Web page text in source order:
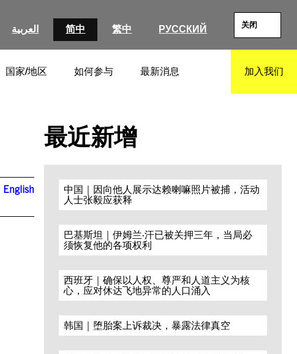
العربية 简中 繁中 РУССКИЙ 关闭
国家/地区 如何参与 最新消息 加入我们
English
最近新增
中国｜因向他人展示达赖喇嘛照片被捕，活动
人士张毅应获释
巴基斯坦｜伊姆兰·汗已被关押三年，当局必
须恢复他的各项权利
西班牙｜确保以人权、尊严和人道主义为核
心，应对休达飞地异常的人口涌入
韩国｜堕胎案上诉裁决，暴露法律真空